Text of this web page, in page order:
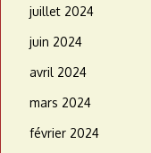
juillet 2024
juin 2024
avril 2024
mars 2024
février 2024